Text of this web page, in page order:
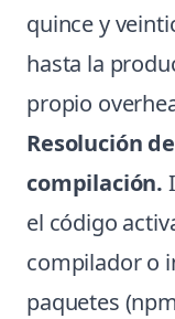
quince y
hasta la
propio
Resolución
compilación.
el código
compilador o
paquetes